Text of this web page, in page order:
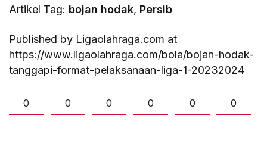
Artikel Tag: bojan hodak, Persib
Published by Ligaolahraga.com at
https://www.ligaolahraga.com/bola/bojan-hodak-
tanggapi-format-pelaksanaan-liga-1-20232024
0 0 0 0 0 0